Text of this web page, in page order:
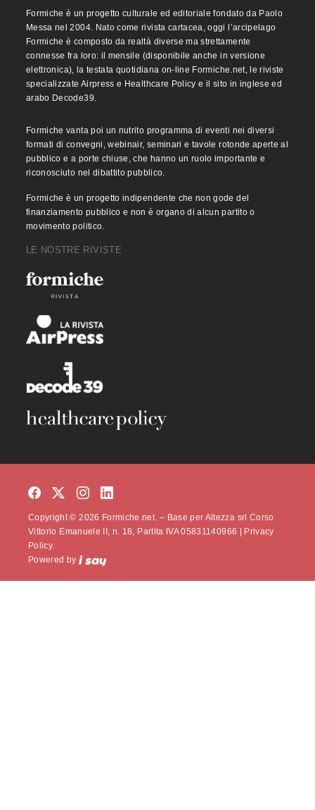
Formiche è un progetto culturale ed editoriale fondato da Paolo
Messa nel 2004. Nato come rivista cartacea, oggi l’arcipelago
Formiche è composto da realtà diverse ma strettamente
connesse fra loro: il mensile (disponibile anche in versione
elettronica), la testata quotidiana on-line Formiche.net, le riviste
specializzate Airpress e Healthcare Policy e il sito in inglese ed
arabo Decode39.
Formiche vanta poi un nutrito programma di eventi nei diversi
formati di convegni, webinair, seminari e tavole rotonde aperte al
pubblico e a porte chiuse, che hanno un ruolo importante e
riconosciuto nel dibattito pubblico.
Formiche è un progetto indipendente che non gode del
finanziamento pubblico e non è organo di alcun partito o
movimento politico.
LE NOSTRE RIVISTE
Copyright © 2026 Formiche.net. – Base per Altezza srl Corso
Vittorio Emanuele II, n. 18, Partita IVA 05831140966 |
Privacy
Policy.
Powered by